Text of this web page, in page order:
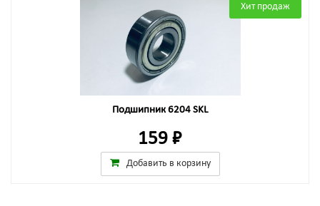
Хит продаж
Подшипник 6204 SKL
159 ₽
Добавить в корзину